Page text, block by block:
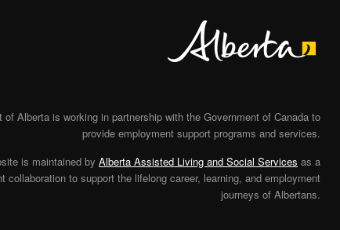
of Alberta is working in partnership with the Government of Canada to
provide employment support programs and services.
is maintained by Alberta Assisted Living and Social Services as a
collaboration to support the lifelong career, learning, and employment
journeys of Albertans.